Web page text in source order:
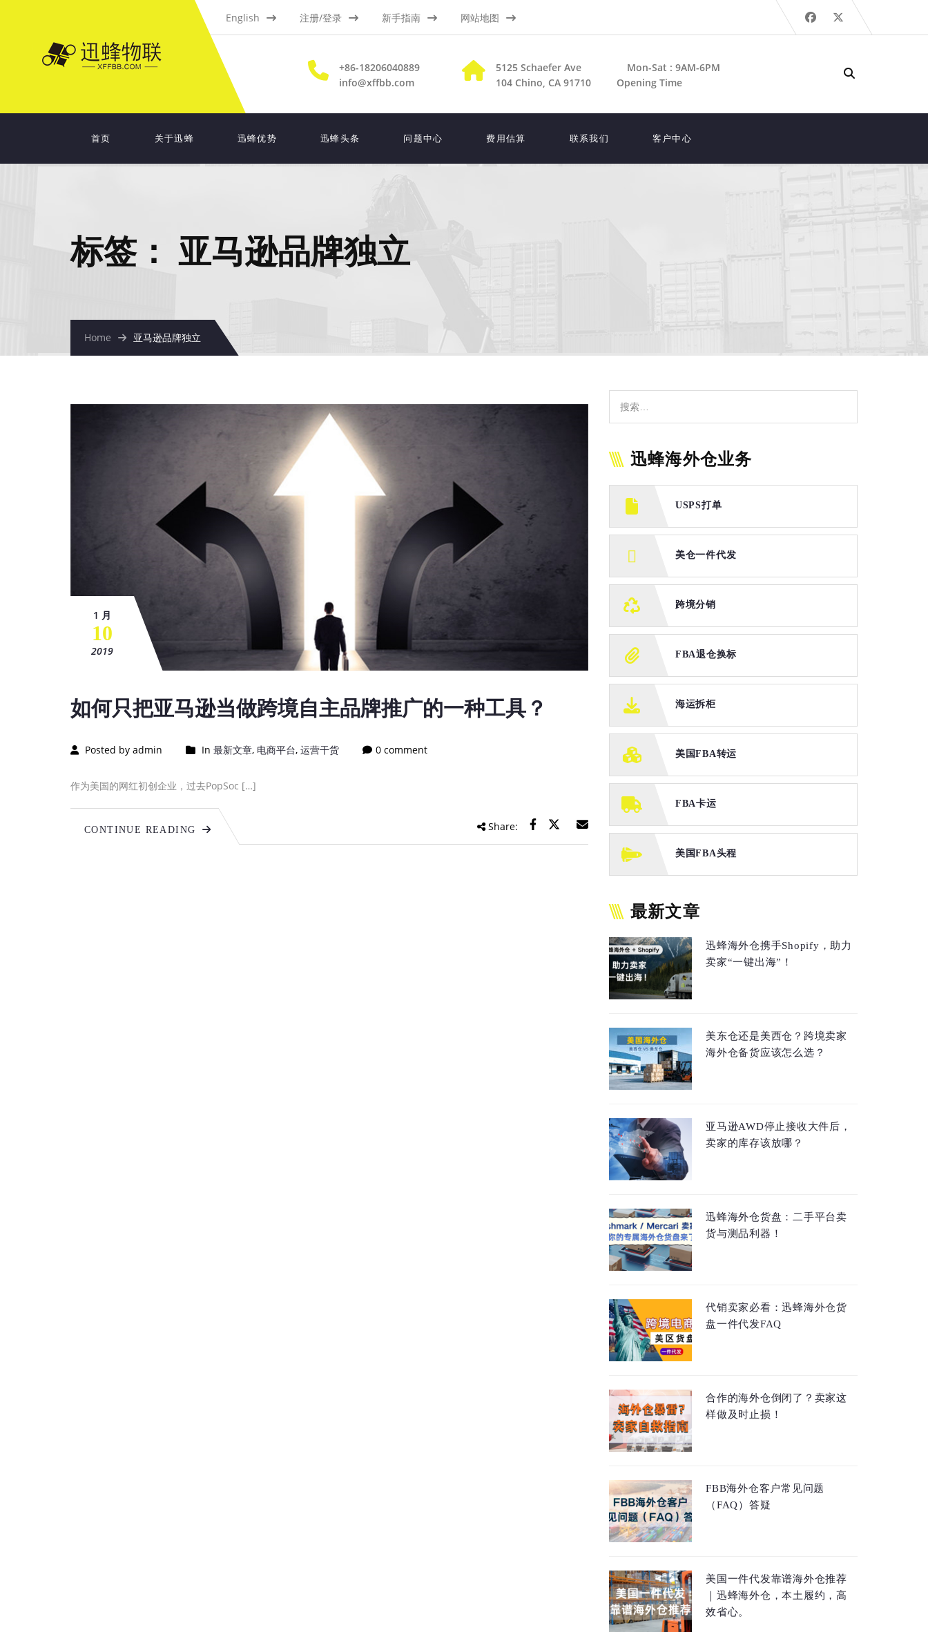
English 注册/登录 新手指南 网站地图
+86-18206040889
info@xffbb.com
5125 Schaefer Ave
104 Chino, CA 91710
Mon-Sat : 9AM-6PM
Opening Time
首页 关于迅蜂 迅蜂优势 迅蜂头条 问题中心 费用估算 联系我们 客户中心
标签： 亚马逊品牌独立
Home 亚马逊品牌独立
1 月
10
2019
如何只把亚马逊当做跨境自主品牌推广的一种工具？
Posted by admin In 最新文章, 电商平台, 运营干货 0 comment
作为美国的网红初创企业，过去PopSoc […]
CONTINUE READING Share:
迅蜂海外仓业务
USPS打单
美仓一件代发
跨境分销
FBA退仓换标
海运拆柜
美国FBA转运
FBA卡运
美国FBA头程
最新文章
迅蜂海外仓携手Shopify，助力
卖家“一键出海”！
美东仓还是美西仓？跨境卖家
海外仓备货应该怎么选？
亚马逊AWD停止接收大件后，
卖家的库存该放哪？
迅蜂海外仓货盘：二手平台卖
货与测品利器！
代销卖家必看：迅蜂海外仓货
盘一件代发FAQ
合作的海外仓倒闭了？卖家这
样做及时止损！
FBB海外仓客户常见问题
（FAQ）答疑
美国一件代发靠谱海外仓推荐
｜迅蜂海外仓，本土履约，高
效省心。